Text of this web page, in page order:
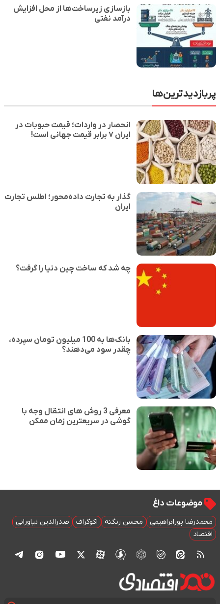
بازسازی زیرساخت‌ها از محل افزایش
درآمد نفتی
پربازدیدترین‌ها
انحصار در واردات؛ قیمت حبوبات در
ایران ۷ برابر قیمت جهانی است!
گذار به تجارت داده‌محور؛ اطلس تجارت
ایران
چه شد که ساخت چین دنیا را گرفت؟
بانک‌ها به 100 میلیون تومان سپرده،
چقدر سود می‌دهند؟
معرفی 3 روش های انتقال وجه با
گوشی در سریعترین زمان ممکن
موضوعات داغ
محمدرضا پورابراهیمی محسن زنگنه اکوگراف
صدرالدین نیاورانی
اقتصاد